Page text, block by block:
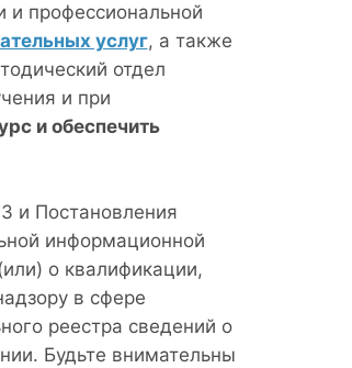
и профессиональной
услуг, а также
отдел
и при
и обеспечить
и Постановления
информационной
о квалификации,
в сфере
реестра сведений о
Будьте внимательны